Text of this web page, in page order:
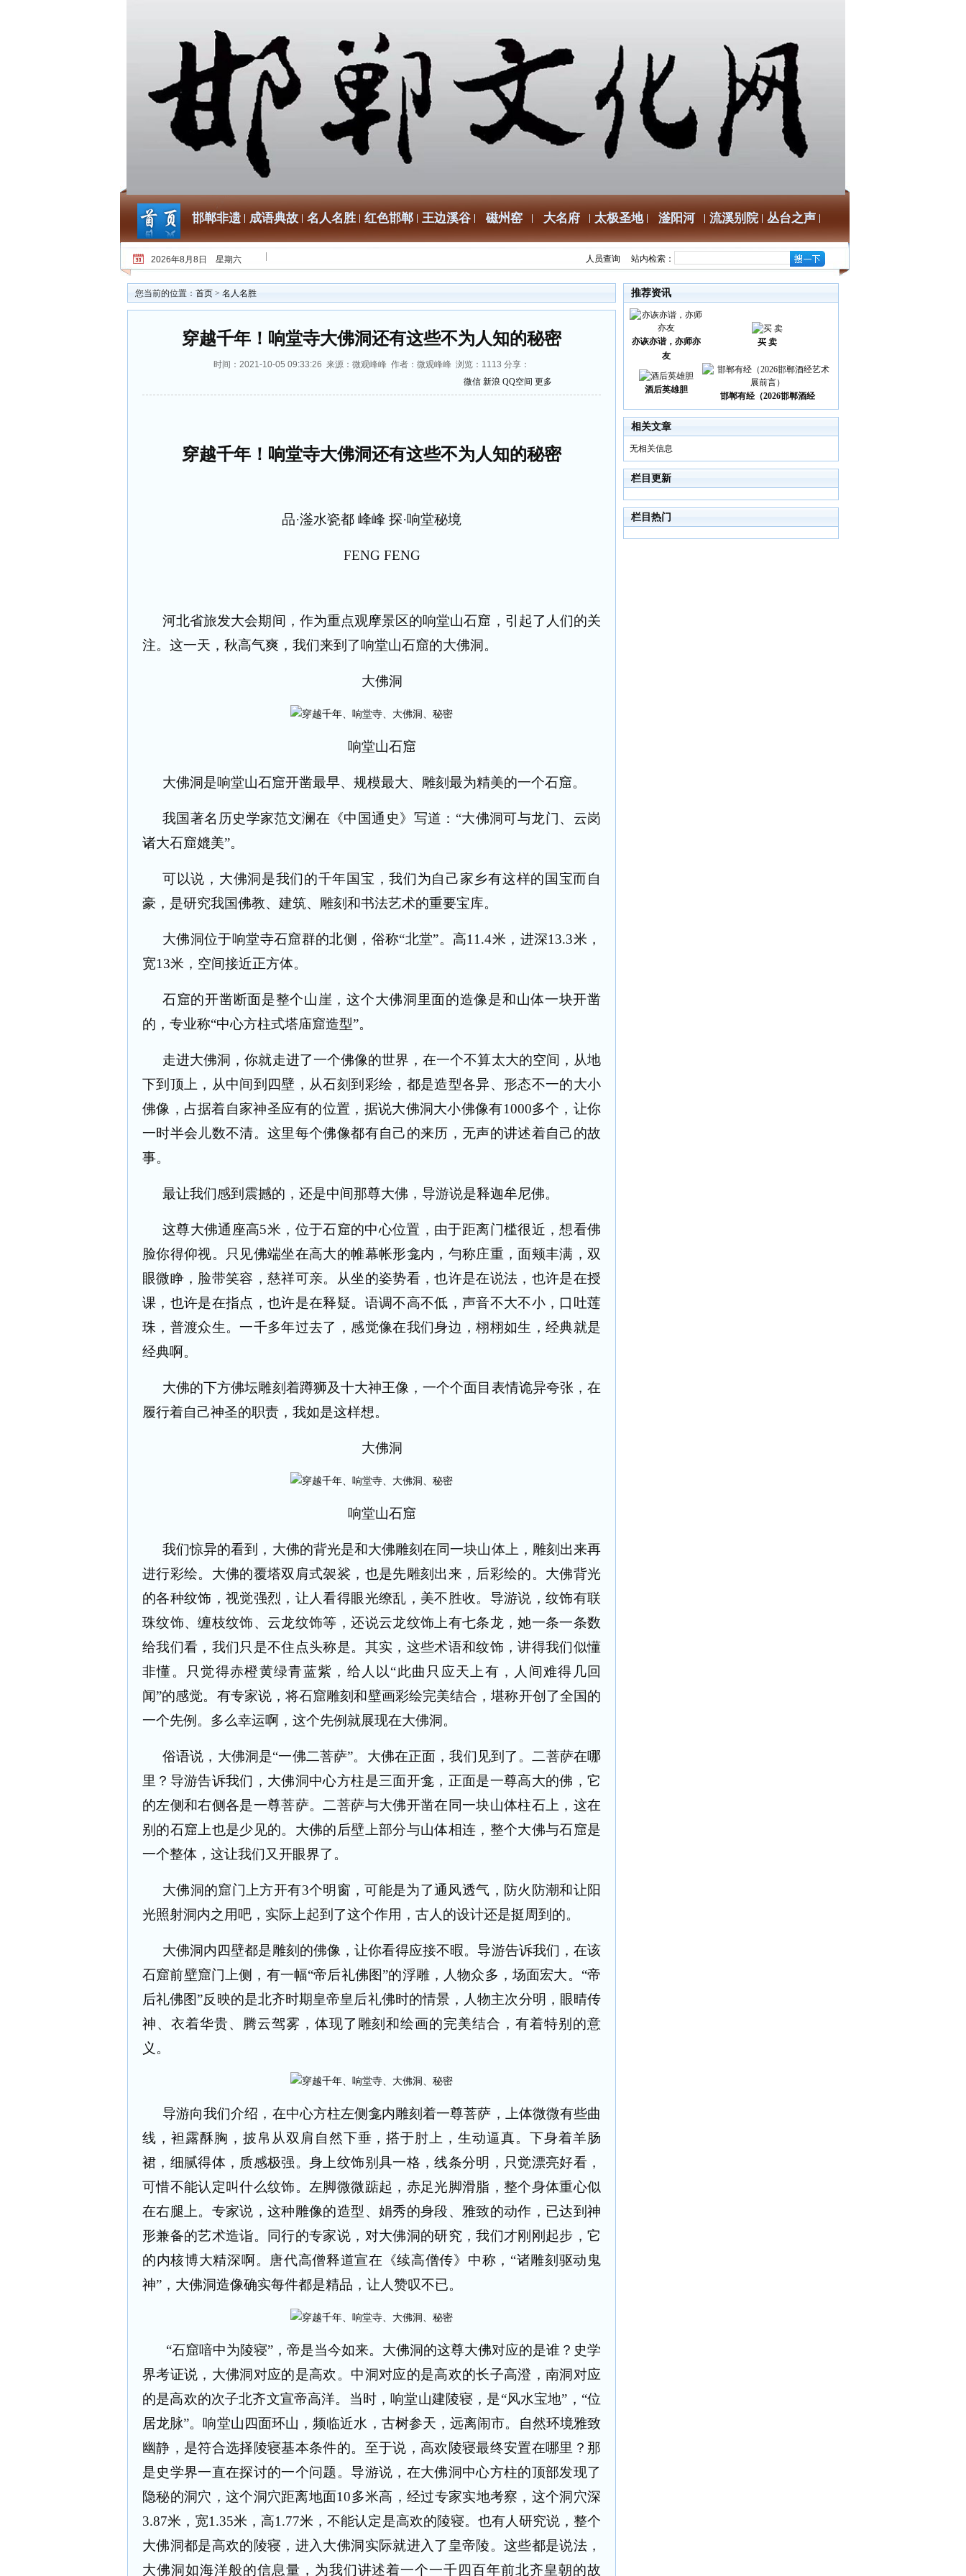
邯郸非遗 成语典故 名人名胜 红色邯郸 王边溪谷 磁州窑 大名府 太极圣地 滏阳河 流溪别院 丛台之声
2026年8月8日 星期六 人员查询 站内检索：
您当前的位置： 首页 > 名人名胜
穿越千年！响堂寺大佛洞还有这些不为人知的秘密
时间：2021-10-05 09:33:26 来源：微观峰峰 作者：微观峰峰 浏览： 1113 分享：
微信 新浪 QQ空间 更多
穿越千年！响堂寺大佛洞还有这些不为人知的秘密
品·滏水瓷都 峰峰 探·响堂秘境
FENG FENG
河北省旅发大会期间，作为重点观摩景区的响堂山石窟，引起了人们的关
注。这一天，秋高气爽，我们来到了响堂山石窟的大佛洞。
大佛洞
响堂山石窟
大佛洞是响堂山石窟开凿最早、规模最大、雕刻最为精美的一个石窟。
我国著名历史学家范文澜在《中国通史》写道： “大佛洞可与龙门、云岗
诸大石窟媲美”。
可以说，大佛洞是我们的千年国宝，我们为自己家乡有这样的国宝而自
豪，是研究我国佛教、建筑、雕刻和书法艺术的重要宝库。
大佛洞位于响堂寺石窟群的北侧，俗称“北堂”。高11.4米，进深13.3米，
宽13米，空间接近正方体。
石窟的开凿断面是整个山崖，这个大佛洞里面的造像是和山体一块开凿
的，专业称“中心方柱式塔庙窟造型”。
走进大佛洞，你就走进了一个佛像的世界，在一个不算太大的空间，从地
下到顶上，从中间到四壁，从石刻到彩绘，都是造型各异、形态不一的大小
佛像，占据着自家神圣应有的位置，据说大佛洞大小佛像有1000多个，让你
一时半会儿数不清。这里每个佛像都有自己的来历，无声的讲述着自己的故
事。
最让我们感到震撼的，还是中间那尊大佛，导游说是释迦牟尼佛。
这尊大佛通座高5米，位于石窟的中心位置，由于距离门槛很近，想看佛
脸你得仰视。只见佛端坐在高大的帷幕帐形龛内，勻称庄重，面颊丰满，双
眼微睁，脸带笑容，慈祥可亲。从坐的姿势看，也许是在说法，也许是在授
课，也许是在指点，也许是在释疑。语调不高不低，声音不大不小，口吐莲
珠，普渡众生。一千多年过去了，感觉像在我们身边，栩栩如生，经典就是
经典啊。
大佛的下方佛坛雕刻着蹲狮及十大神王像，一个个面目表情诡异夸张，在
履行着自己神圣的职责，我如是这样想。
大佛洞
响堂山石窟
我们惊异的看到，大佛的背光是和大佛雕刻在同一块山体上，雕刻出来再
进行彩绘。大佛的覆塔双肩式袈裟，也是先雕刻出来，后彩绘的。大佛背光
的各种纹饰，视觉强烈，让人看得眼光缭乱，美不胜收。导游说，纹饰有联
珠纹饰、缠枝纹饰、云龙纹饰等，还说云龙纹饰上有七条龙，她一条一条数
给我们看，我们只是不住点头称是。其实，这些术语和纹饰，讲得我们似懂
非懂。只觉得赤橙黄绿青蓝紫，给人以“此曲只应天上有，人间难得几回
闻”的感觉。有专家说，将石窟雕刻和壁画彩绘完美结合，堪称开创了全国的
一个先例。多么幸运啊，这个先例就展现在大佛洞。
俗语说，大佛洞是“一佛二菩萨”。大佛在正面，我们见到了。二菩萨在哪
里？导游告诉我们，大佛洞中心方柱是三面开龛，正面是一尊高大的佛，它
的左侧和右侧各是一尊菩萨。二菩萨与大佛开凿在同一块山体柱石上，这在
别的石窟上也是少见的。大佛的后壁上部分与山体相连，整个大佛与石窟是
一个整体，这让我们又开眼界了。
大佛洞的窟门上方开有3个明窗，可能是为了通风透气，防火防潮和让阳
光照射洞内之用吧，实际上起到了这个作用，古人的设计还是挺周到的。
大佛洞内四壁都是雕刻的佛像，让你看得应接不暇。导游告诉我们，在该
石窟前壁窟门上侧，有一幅“帝后礼佛图”的浮雕，人物众多，场面宏大。 “帝
后礼佛图”反映的是北齐时期皇帝皇后礼佛时的情景，人物主次分明，眼晴传
神、衣着华贵、腾云驾雾，体现了雕刻和绘画的完美结合，有着特别的意
义。
导游向我们介绍，在中心方柱左侧龛内雕刻着一尊菩萨，上体微微有些曲
线，袒露酥胸，披帛从双肩自然下垂，搭于肘上，生动逼真。下身着羊肠
裙，细腻得体，质感极强。身上纹饰别具一格，线条分明，只觉漂亮好看，
可惜不能认定叫什么纹饰。左脚微微踮起，赤足光脚滑脂，整个身体重心似
在右腿上。专家说，这种雕像的造型、娟秀的身段、雅致的动作，已达到神
形兼备的艺术造诣。同行的专家说，对大佛洞的研究，我们才刚刚起步，它
的内核博大精深啊。唐代高僧释道宣在《续高僧传》中称， “诸雕刻驱动鬼
神” ，大佛洞造像确实每件都是精品，让人赞叹不已。
“石窟喑中为陵寝” ，帝是当今如来。大佛洞的这尊大佛对应的是谁？史学
界考证说，大佛洞对应的是高欢。中洞对应的是高欢的长子高澄，南洞对应
的是高欢的次子北齐文宣帝高洋。当时，响堂山建陵寝，是“风水宝地” ， “位
居龙脉”。响堂山四面环山，频临近水，古树参天，远离闹市。自然环境雅致
幽静，是符合选择陵寝基本条件的。至于说，高欢陵寝最终安置在哪里？那
是史学界一直在探讨的一个问题。导游说，在大佛洞中心方柱的顶部发现了
隐秘的洞穴，这个洞穴距离地面10多米高，经过专家实地考察，这个洞穴深
3.87米，宽1.35米，高1.77米，不能认定是高欢的陵寝。也有人研究说，整个
大佛洞都是高欢的陵寝，进入大佛洞实际就进入了皇帝陵。这些都是说法，
大佛洞如海洋般的信息量，为我们讲述着一个一千四百年前北齐皇朝的故
推荐资讯
亦诙亦谐，亦师亦
友
买 卖
酒后英雄胆
邯郸有经（2026邯郸酒经
相关文章
无相关信息
栏目更新
栏目热门